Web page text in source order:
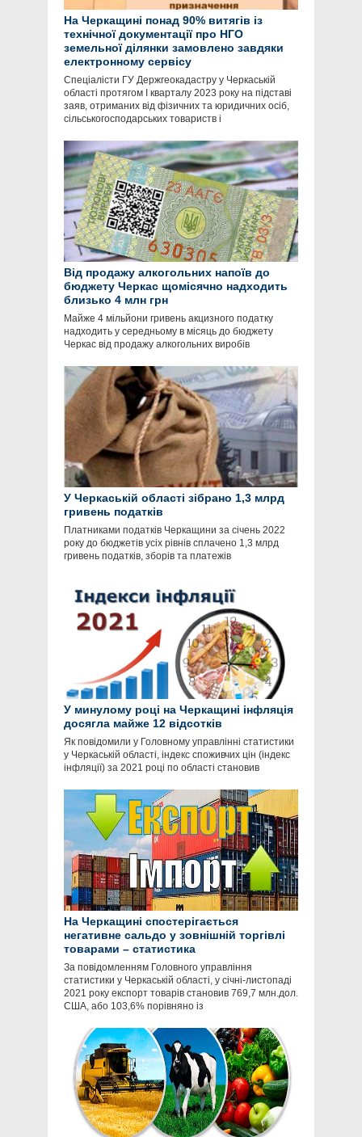
На Черкащині понад 90% витягів із
технічної документації про НГО
земельної ділянки замовлено завдяки
електронному сервісу
Спеціалісти ГУ Держгеокадастру у Черкаській
області протягом І кварталу 2023 року на підставі
заяв, отриманих від фізичних та юридичних осіб,
сільськогосподарських товариств і
Від продажу алкогольних напоїв до
бюджету Черкас щомісячно надходить
близько 4 млн грн
Майже 4 мільйони гривень акцизного податку
надходить у середньому в місяць до бюджету
Черкас від продажу алкогольних виробів
У Черкаській області зібрано 1,3 млрд
гривень податків
Платниками податків Черкащини за січень 2022
року до бюджетів усіх рівнів сплачено 1,3 млрд
гривень податків, зборів та платежів
У минулому році на Черкащині інфляція
досягла майже 12 відсотків
Як повідомили у Головному управлінні статистики
у Черкаській області, індекс споживчих цін (індекс
інфляції) за 2021 році по області становив
На Черкащині спостерігається
негативне сальдо у зовнішній торгівлі
товарами – статистика
За повідомленням Головного управління
статистики у Черкаській області, у січні-листопаді
2021 року експорт товарів становив 769,7 млн.дол.
США, або 103,6% порівняно із